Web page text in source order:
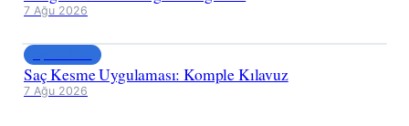
7 Ağu 2026
Saç Kesme Uygulaması: Komple Kılavuz
7 Ağu 2026